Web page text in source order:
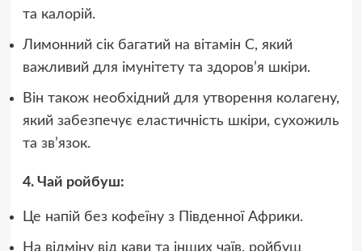
та калорій.
Лимонний сік багатий на вітамін С, який
важливий для імунітету та здоров’я шкіри.
Він також необхідний для утворення колагену,
який забезпечує еластичність шкіри, сухожиль
та зв’язок.
4. Чай ройбуш:
Це напій без кофеїну з Південної Африки.
На відміну від кави та інших чаїв, ройбуш